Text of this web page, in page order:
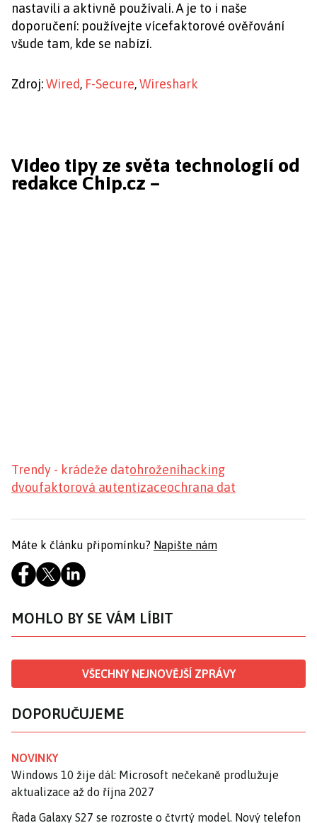
nastavili a aktivně používali. A je to i naše
doporučení: používejte vícefaktorové ověřování
všude tam, kde se nabízí.
Zdroj:Wired, F-Secure,Wireshark
Video tipy ze světa technologií od
redakce Chip.cz –
Trendy - krádeže datohroženíhacking
dvoufaktorová autentizaceochrana dat
Máte k článku připomínku? Napište nám
MOHLO BY SE VÁM LÍBIT
VŠECHNY NEJNOVĚJŠÍ ZPRÁVY
DOPORUČUJEME
NOVINKY
Windows 10 žije dál: Microsoft nečekaně prodlužuje
aktualizace až do října 2027
Řada Galaxy S27 se rozroste o čtvrtý model. Nový telefon